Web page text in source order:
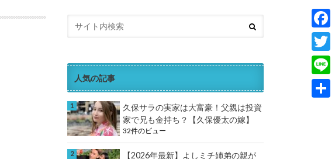
人気の記事
久保サラの実家は大富豪！父親は投資
家で兄も金持ち？【久保優太の嫁】
32件のビュー
【2026年最新】よしミチ姉弟の親が
F
a
c
e
T
w
i
L